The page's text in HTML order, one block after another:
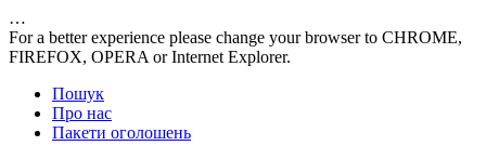
…
For a better experience please change your browser to CHROME,
FIREFOX, OPERA or Internet Explorer.
Пошук
Про нас
Пакети оголошень